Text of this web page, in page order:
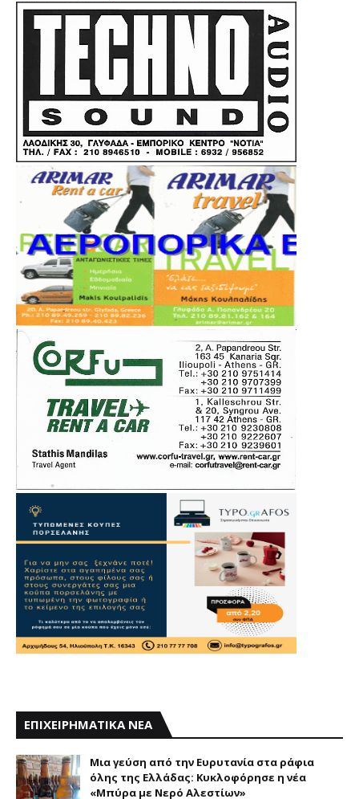
ΕΠΙΧΕΙΡΗΜΑΤΙΚΑ ΝΕΑ
Mια γεύση από την Eυρυτανία στα ράφια
όλης της Ελλάδας: Κυκλοφόρησε η νέα
«Μπύρα με Nερό Aλεστίων»